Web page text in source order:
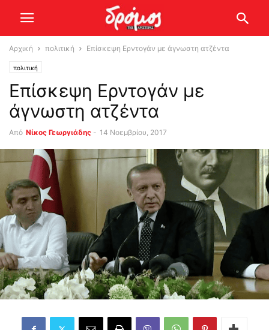
Αρχική πολιτική Επίσκεψη Ερντογάν με άγνωστη ατζέντα
πολιτική
Επίσκεψη Ερντογάν με
άγνωστη ατζέντα
Από Νίκος Γεωργιάδης - 14 Νοεμβρίου, 2017